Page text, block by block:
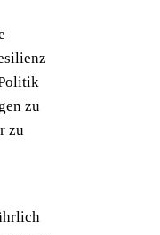
zu
zu